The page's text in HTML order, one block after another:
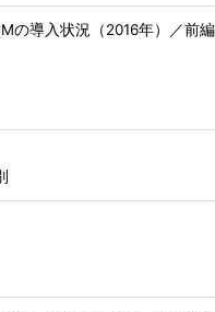
の導入状況（2016年）／前編